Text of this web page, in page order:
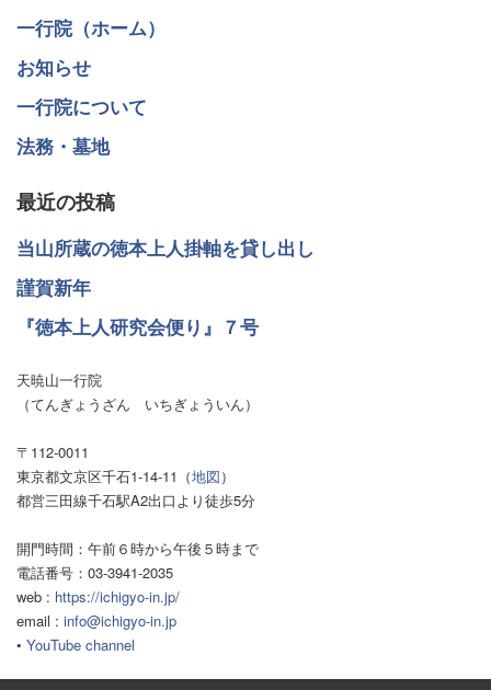
一行院（ホーム）
お知らせ
一行院について
法務・墓地
最近の投稿
当山所蔵の徳本上人掛軸を貸し出し
謹賀新年
『徳本上人研究会便り』７号
天暁山一行院
（てんぎょうざん いちぎょういん）
〒112-0011
東京都文京区千石1-14-11（地図）
都営三田線千石駅A2出口より徒歩5分
開門時間：午前６時から午後５時まで
電話番号：03-3941-2035
web : https://ichigyo-in.jp/
email : info@ichigyo-in.jp
• YouTube channel